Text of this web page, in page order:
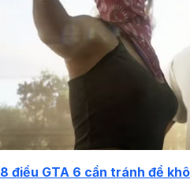
8 điều GTA 6 cần tránh để